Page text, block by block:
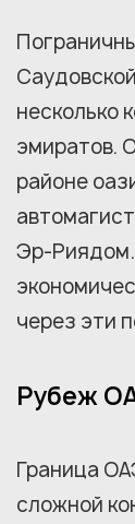
несколько
эмиратов.
районе
Эр-Риядом.
через эти
Рубеж
Граница
сложной